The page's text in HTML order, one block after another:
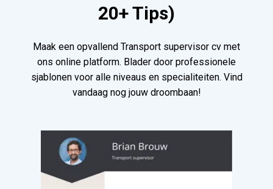
20+ Tips)
Maak een opvallend Transport supervisor cv met
ons online platform. Blader door professionele
sjablonen voor alle niveaus en specialiteiten. Vind
vandaag nog jouw droombaan!